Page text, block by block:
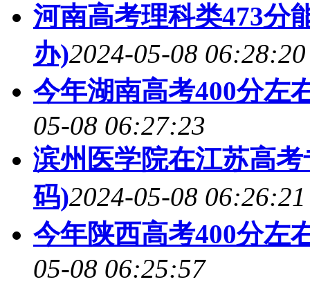
河南高考理科类473分
办)2024-05-08 06:28:20
今年湖南高考400分左
05-08 06:27:23
滨州医学院在江苏高
码)2024-05-08 06:26:21
今年陕西高考400分左
05-08 06:25:57